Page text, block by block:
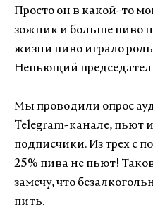
Просто он в какой-то
зожник и больше пиво
жизни пиво играло
Непьющий
Мы проводили опрос
Telegram-канале, пьют
подписчики. Из трех с
25% пива не пьют!
замечу, что
пить.